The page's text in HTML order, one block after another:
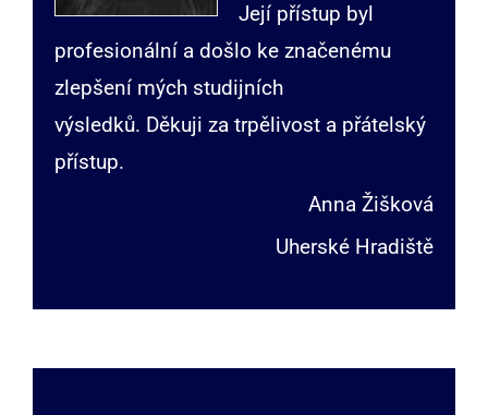
Její přístup byl
profesionální a došlo ke značenému
zlepšení mých studijních
výsledků. Děkuji za trpělivost a přátelský
přístup.
Anna Žišková
Uherské Hradiště